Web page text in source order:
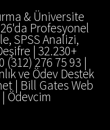
& Üniversite
Profesyonel
SPSS Analizi,
| 32.230+
(312) 276 75 93 |
ve Ödev Destek
| Bill Gates Web
Ödevcim